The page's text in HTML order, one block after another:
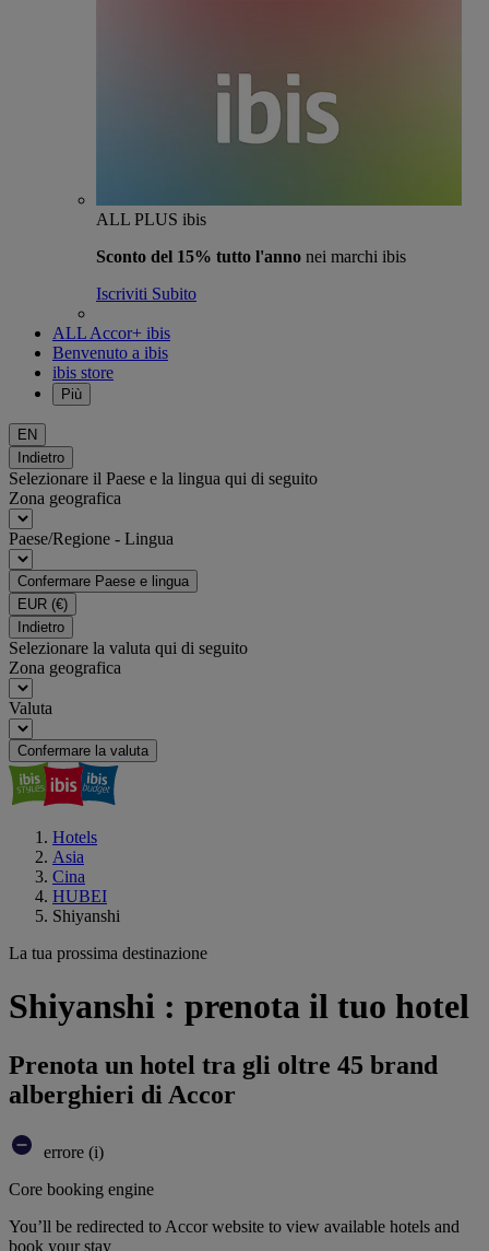
ALL PLUS ibis
Sconto del 15% tutto l'anno nei marchi ibis
Iscriviti Subito
ALL Accor+ ibis
Benvenuto a ibis
ibis store
Più
EN
Indietro
Selezionare il Paese e la lingua qui di seguito
Zona geografica
Paese/Regione - Lingua
Confermare Paese e lingua
EUR (€)
Indietro
Selezionare la valuta qui di seguito
Zona geografica
Valuta
Confermare la valuta
Hotels
Asia
Cina
HUBEI
Shiyanshi
La tua prossima destinazione
Shiyanshi : prenota il tuo hotel
Prenota un hotel tra gli oltre 45 brand
alberghieri di Accor
errore (i)
Core booking engine
You’ll be redirected to Accor website to view available hotels and
book your stay